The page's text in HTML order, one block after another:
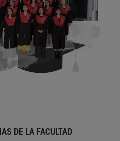
DE LA FACULTAD